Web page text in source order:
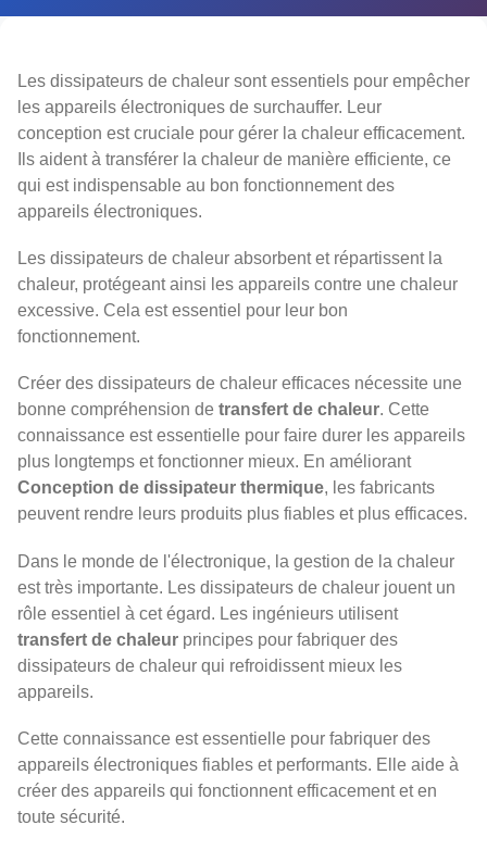
Les dissipateurs de chaleur sont essentiels pour empêcher
les appareils électroniques de surchauffer. Leur
conception est cruciale pour gérer la chaleur efficacement.
Ils aident à transférer la chaleur de manière efficiente, ce
qui est indispensable au bon fonctionnement des
appareils électroniques.
Les dissipateurs de chaleur absorbent et répartissent la
chaleur, protégeant ainsi les appareils contre une chaleur
excessive. Cela est essentiel pour leur bon
fonctionnement.
Créer des dissipateurs de chaleur efficaces nécessite une
bonne compréhension de transfert de chaleur. Cette
connaissance est essentielle pour faire durer les appareils
plus longtemps et fonctionner mieux. En améliorant
Conception de dissipateur thermique, les fabricants
peuvent rendre leurs produits plus fiables et plus efficaces.
Dans le monde de l'électronique, la gestion de la chaleur
est très importante. Les dissipateurs de chaleur jouent un
rôle essentiel à cet égard. Les ingénieurs utilisent
transfert de chaleur principes pour fabriquer des
dissipateurs de chaleur qui refroidissent mieux les
appareils.
Cette connaissance est essentielle pour fabriquer des
appareils électroniques fiables et performants. Elle aide à
créer des appareils qui fonctionnent efficacement et en
toute sécurité.